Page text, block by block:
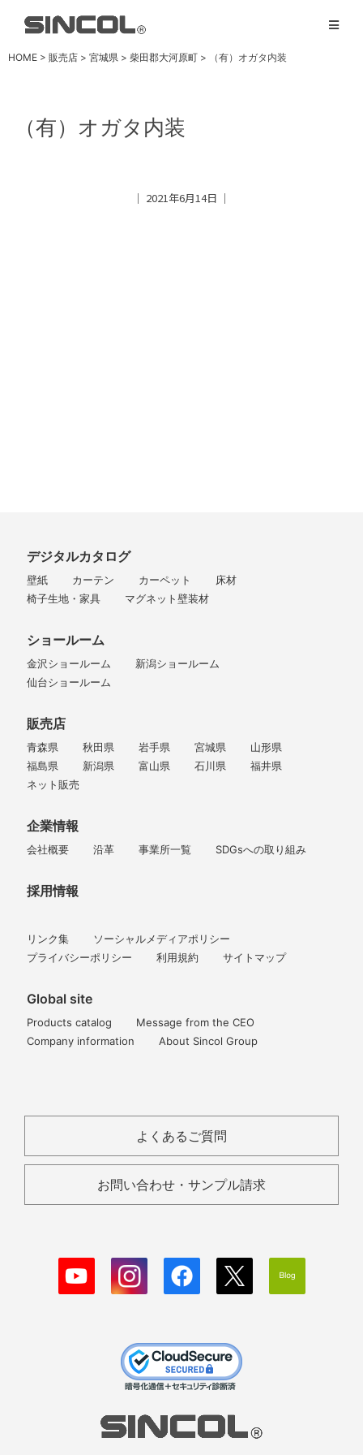
HOME > 販売店 > 宮城県 > 柴田郡大河原町 > （有）オガタ内装
（有）オガタ内装
│ 2021年6月14日 │
デジタルカタログ
壁紙 カーテン カーペット
床材
椅子生地・家具
マグネット壁装材
ショールーム
金沢ショールーム
新潟ショールーム
仙台ショールーム
販売店
青森県 秋田県 岩手県 宮城県
山形県
福島県
新潟県 富山県 石川県
福井県
ネット販売
企業情報
会社概要 沿革 事業所一覧 SDGsへの取り組み
採用情報
リンク集
ソーシャルメディアポリシー
プライバシーポリシー
利用規約 サイトマップ
Global site
Products catalog
Message from the CEO
Company information
About Sincol Group
よくあるご質問
お問い合わせ・サンプル請求